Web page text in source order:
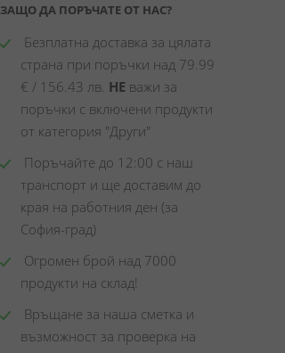
ЗАЩО ДА ПОРЪЧАТЕ ОТ НАС?
Безплатна доставка за цялата
страна при поръчки над 79.99
€ / 156.43 лв. НЕ важи за
поръчки с включени продукти
от категория "Други"
Поръчайте до 12:00 с наш
транспорт и ще доставим до
края на работния ден (за
София-град)
Огромен брой над 7000
продукти на склад!
Връщане за наша сметка и
възможност за проверка на